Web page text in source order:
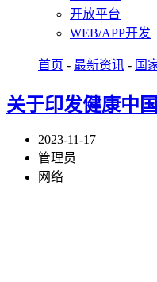
开放平台
WEB/APP开发
首页 - 最新资讯 - 国
关于印发健康中
2023-11-17
管理员
网络